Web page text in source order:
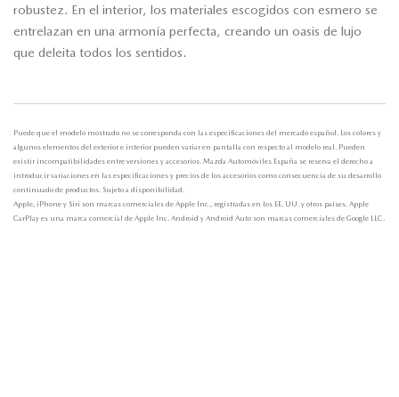
robustez. En el interior, los materiales escogidos con esmero se
entrelazan en una armonía perfecta, creando un oasis de lujo
que deleita todos los sentidos.
Puede que el modelo mostrado no se corresponda con las especificaciones del mercado español. Los colores y
algunos elementos del exterior e interior pueden variar en pantalla con respecto al modelo real. Pueden
existir incompatibilidades entre versiones y accesorios. Mazda Automóviles España se reserva el derecho a
introducir variaciones en las especificaciones y precios de los accesorios como consecuencia de su desarrollo
continuado de productos. Sujeto a disponibilidad.
Apple, iPhone y Siri son marcas comerciales de Apple Inc., registradas en los EE. UU. y otros países. Apple
CarPlay es una marca comercial de Apple Inc. Android y Android Auto son marcas comerciales de Google LLC.